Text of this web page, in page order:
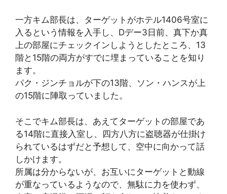
一方キム部長は、ターゲットがホテル1406号室に
入るという情報を入手し、Dデー3日前、真下か真
上の部屋にチェックインしようとしたところ、13
階と15階の両方がすでに埋まっていることを知り
ます。
パク・ジンチョルが下の13階、ソン・ハンスが上
の15階に陣取っていました。
そこでキム部長は、あえてターゲットの部屋であ
る14階に直接入室し、四方八方に盗聴器が仕掛け
られているはずだと予想して、空中に向かって話
しかけます。
所属は分からないが、お互いにターゲットと動線
が重なっているようなので、無駄に力を使わず、